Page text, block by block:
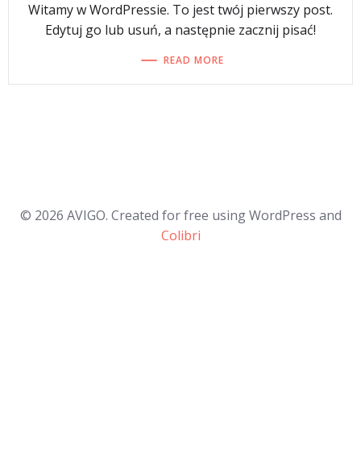
Witamy w WordPressie. To jest twój pierwszy post.
Edytuj go lub usuń, a następnie zacznij pisać!
READ MORE
© 2026 AVIGO. Created for free using WordPress and
Colibri